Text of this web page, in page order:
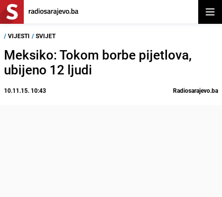
/ VIJESTI / SVIJET
Meksiko: Tokom borbe pijetlova,
ubijeno 12 ljudi
10.11.15. 10:43 Radiosarajevo.ba